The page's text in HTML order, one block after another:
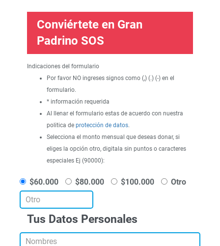
Conviértete en Gran
Padrino SOS
Indicaciones del formulario
Por favor NO ingreses signos como (,) (.) (-) en el
formulario.
* información requerida
Al llenar el formulario estas de acuerdo con nuestra
politica de protección de datos.
Selecciona el monto mensual que deseas donar, si
eliges la opción otro, digitala sin puntos o caracteres
especiales Ej (90000):
$60.000 $80.000 $100.000 Otro
Tus Datos Personales